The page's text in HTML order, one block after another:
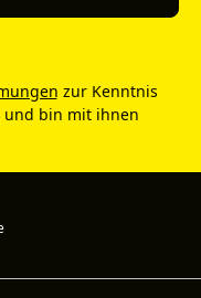
zur Kenntnis
und bin mit ihnen